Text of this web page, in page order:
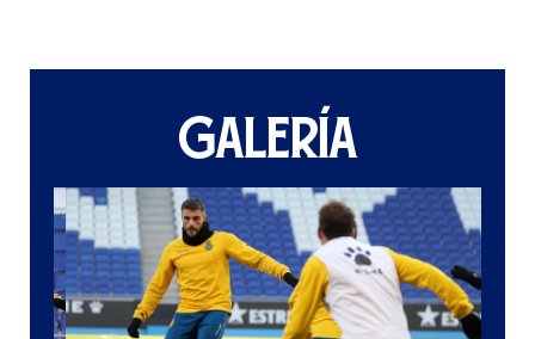
GALERÍA